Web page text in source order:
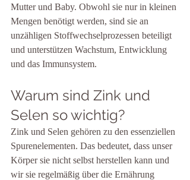
Mutter und Baby. Obwohl sie nur in kleinen
Mengen benötigt werden, sind sie an
unzähligen Stoffwechselprozessen beteiligt
und unterstützen Wachstum, Entwicklung
und das Immunsystem.
Warum sind Zink und
Selen so wichtig?
Zink und Selen gehören zu den essenziellen
Spurenelementen. Das bedeutet, dass unser
Körper sie nicht selbst herstellen kann und
wir sie regelmäßig über die Ernährung